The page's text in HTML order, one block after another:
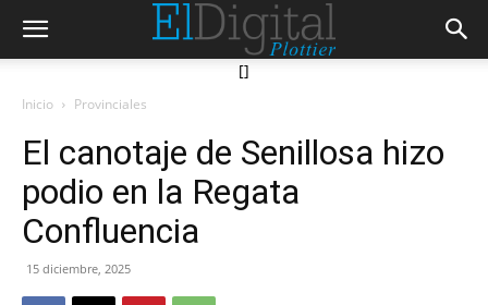
[]
Inicio Provinciales
El canotaje de Senillosa hizo
podio en la Regata
Confluencia
15 diciembre, 2025